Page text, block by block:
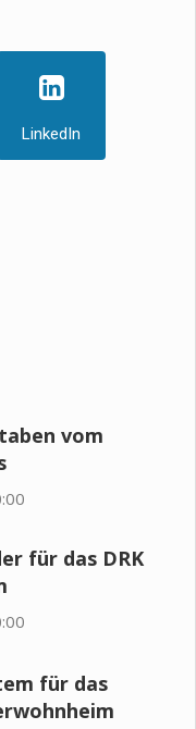
LinkedIn
vom
für das DRK
für das